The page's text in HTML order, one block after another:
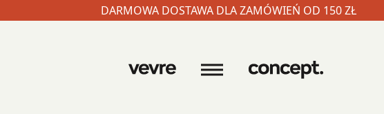
DARMOWA DOSTAWA DLA ZAMÓWIEŃ OD 150 ZŁ